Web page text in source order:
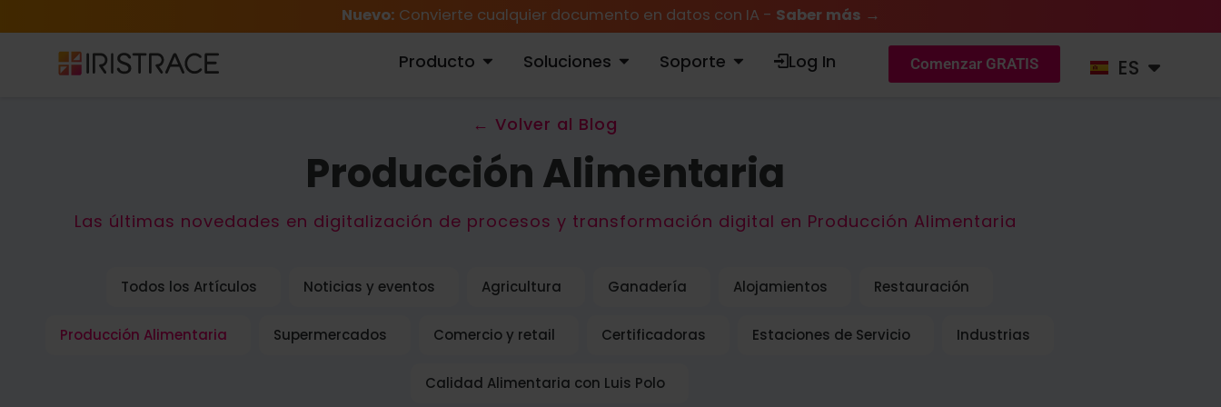
Nuevo: Convierte cualquier documento en datos con IA - Saber más →
Producto ABRIR PRODUCTO
Soluciones ABRIR SOLUCIONES
Soporte ABRIR SOPORTELog In Comenzar GRATIS ES
NL
← Volver al Blog
Producción Alimentaria
Las últimas novedades en digitalización de procesos y transformación digital en Producción Alimentaria
Todos los Artículos Noticias y eventos Agricultura Ganadería Alojamientos Restauración
Producción Alimentaria Supermercados Comercio y retail Certificadoras Estaciones de Servicio Industrias
Calidad Alimentaria con Luis Polo